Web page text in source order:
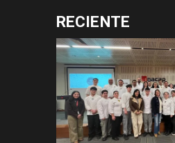
RECIENTE